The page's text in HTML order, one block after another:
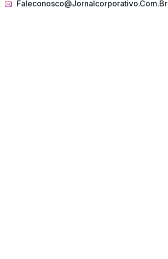
Faleconosco@jornalcorporativo.com.br